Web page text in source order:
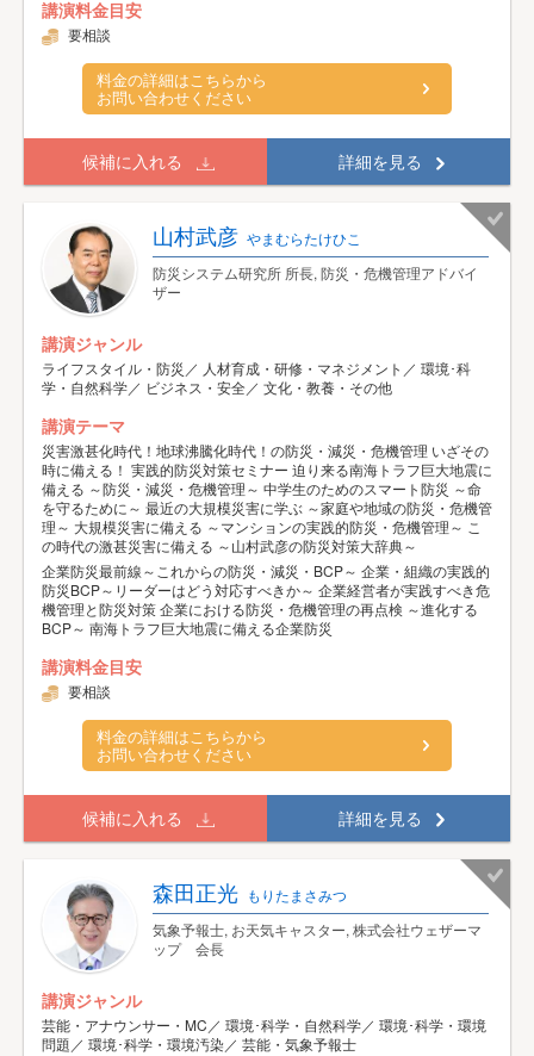
講演料金目安
要相談
料金の詳細はこちらから
お問い合わせください
候補に入れる 詳細を見る
山村武彦 やまむらたけひこ
防災システム研究所 所長, 防災・危機管理アドバイ
ザー
講演ジャンル
ライフスタイル・防災／ 人材育成・研修・マネジメント／ 環境･科
学・自然科学／ ビジネス・安全／ 文化・教養・その他
講演テーマ
災害激甚化時代！地球沸騰化時代！の防災・減災・危機管理 いざその
時に備える！ 実践的防災対策セミナー 迫り来る南海トラフ巨大地震に
備える ～防災・減災・危機管理～ 中学生のためのスマート防災 ～命
を守るために～ 最近の大規模災害に学ぶ ～家庭や地域の防災・危機管
理～ 大規模災害に備える ～マンションの実践的防災・危機管理～ こ
の時代の激甚災害に備える ～山村武彦の防災対策大辞典～
企業防災最前線～これからの防災・減災・BCP～ 企業・組織の実践的
防災BCP～リーダーはどう対応すべきか～ 企業経営者が実践すべき危
機管理と防災対策 企業における防災・危機管理の再点検 ～進化する
BCP～ 南海トラフ巨大地震に備える企業防災
講演料金目安
要相談
料金の詳細はこちらから
お問い合わせください
候補に入れる 詳細を見る
森田正光 もりたまさみつ
気象予報士, お天気キャスター, 株式会社ウェザーマ
ップ 会長
講演ジャンル
芸能・アナウンサー・MC／ 環境･科学・自然科学／ 環境･科学・環境
問題／ 環境･科学・環境汚染／ 芸能・気象予報士